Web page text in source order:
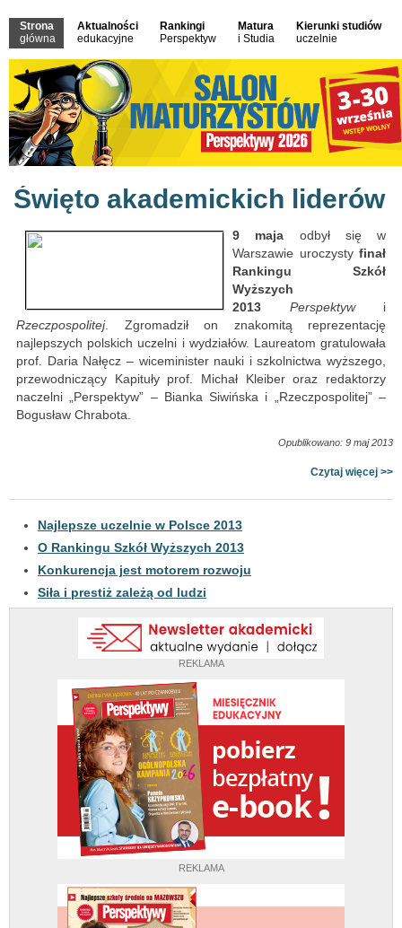
Strona
główna
Aktualności
edukacyjne
Rankingi
Perspektyw
Matura
i Studia
Kierunki studiów
uczelnie
REKLAMA
REKLAMA
Święto akademickich liderów
9 maja odbył się w
Warszawie uroczystyfinał
Rankingu Szkół
Wyższych
2013 Perspektywi
Rzeczpospolitej. Zgromadził on znakomitą reprezentację
najlepszych polskich uczelni i wydziałów. Laureatom gratulowała
prof. Daria Nałęcz – wiceminister nauki i szkolnictwa wyższego,
przewodniczący Kapituły prof. Michał Kleiber oraz redaktorzy
naczelni „Perspektyw” – Bianka Siwińska i „Rzeczpospolitej” –
Bogusław Chrabota.
Opublikowano: 9 maj 2013
Czytaj więcej >>
Najlepsze uczelnie w Polsce 2013
O Rankingu Szkół Wyższych 2013
Konkurencja jest motorem rozwoju
Siła i prestiż zależą od ludzi